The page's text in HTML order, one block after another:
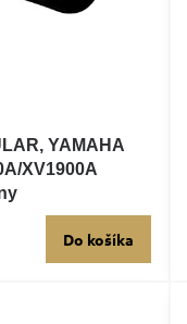
YAMAHA
XV1900A
Do košíka